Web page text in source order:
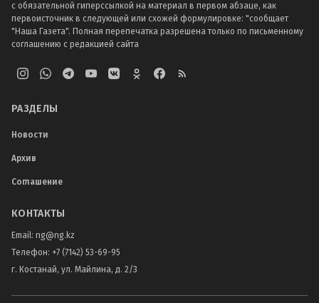
с обязательной гиперссылкой на материал в первом абзаце, как
первоисточник в следующей или схожей формулировке: "сообщает
"Наша Газета". Полная перепечатка разрешена только по письменному
соглашению с редакцией сайта
РАЗДЕЛЫ
Новости
Архив
Соглашение
КОНТАКТЫ
Email: ng@ng.kz
Телефон: +7 (7142) 53-69-95
г. Костанай, ул. Майлина, д. 2/3